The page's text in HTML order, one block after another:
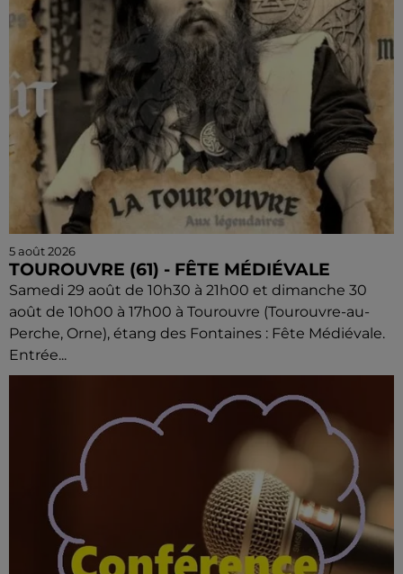
5 août 2026
TOUROUVRE (61) - FÊTE MÉDIÉVALE
Samedi 29 août de 10h30 à 21h00 et dimanche 30
août de 10h00 à 17h00 à Tourouvre (Tourouvre-au-
Perche, Orne), étang des Fontaines : Fête Médiévale.
Entrée...